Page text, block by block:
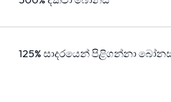
125% සාදරයෙන් පිළිගන්නා